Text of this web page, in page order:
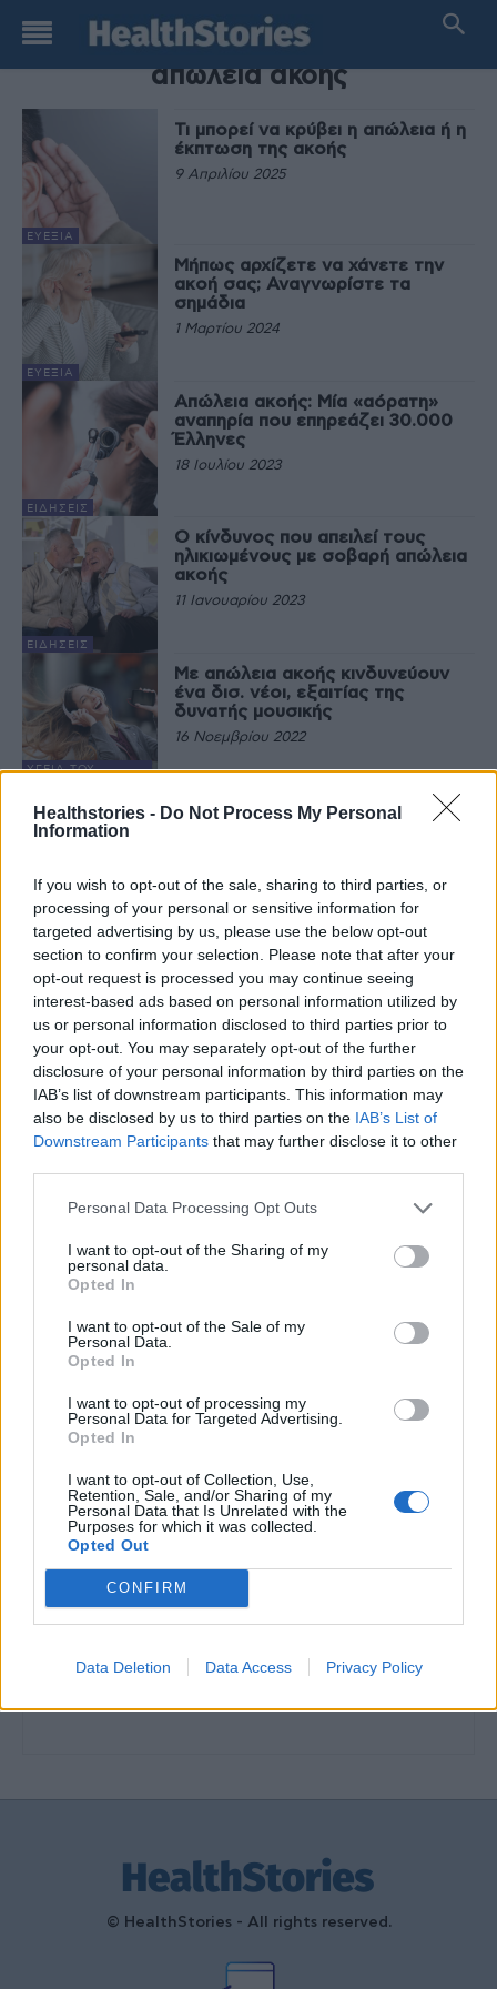
Healthstories - Do Not Process My Personal
Information
If you wish to opt-out of the sale, sharing to third parties, or
processing of your personal or sensitive information for
targeted advertising by us, please use the below opt-out
section to confirm your selection. Please note that after your
opt-out request is processed you may continue seeing
interest-based ads based on personal information utilized by
us or personal information disclosed to third parties prior to
your opt-out. You may separately opt-out of the further
disclosure of your personal information by third parties on the
IAB’s list of downstream participants. This information may
also be disclosed by us to third parties on the IAB’s List of
Downstream Participants that may further disclose it to other
Personal Data Processing Opt Outs
I want to opt-out of the Sharing of my
personal data.
Opted In
I want to opt-out of the Sale of my
Personal Data.
Opted In
I want to opt-out of processing my
Personal Data for Targeted Advertising.
Opted In
I want to opt-out of Collection, Use,
Retention, Sale, and/or Sharing of my
Personal Data that Is Unrelated with the
Purposes for which it was collected.
Opted Out
CONFIRM
Data Deletion Data Access Privacy Policy
TAG
απώλεια ακοής
ΕΥΕΞΊΑ
Τι μπορεί να κρύβει η απώλεια ή η
έκπτωση της ακοής
9 Απριλίου 2025
ΕΥΕΞΊΑ
Μήπως αρχίζετε να χάνετε την
ακοή σας; Αναγνωρίστε τα
σημάδια
1 Μαρτίου 2024
ΕΙΔΉΣΕΙΣ
Απώλεια ακοής: Μία «αόρατη»
αναπηρία που επηρεάζει 30.000
Έλληνες
18 Ιουλίου 2023
ΕΙΔΉΣΕΙΣ
Ο κίνδυνος που απειλεί τους
ηλικιωμένους με σοβαρή απώλεια
ακοής
11 Ιανουαρίου 2023
ΥΓΕΊΑ ΤΟΥ
Με απώλεια ακοής κινδυνεύουν
ένα δισ. νέοι, εξαιτίας της
δυνατής μουσικής
16 Νοεμβρίου 2022
ΑΡΘΡΟΓΡΑΦΊΑ
Απώλεια ακοής – Σε ποιες
περιπτώσεις είναι αναστρέψιμη
Τελευταία Νέα
9 πράγματα που δεν πρέπει να
λέτε σε έναν επισκέπτη
27 Φεβρουαρίου 2026
γεννηθεί μέσω εξωσωματικής, με
27 Φεβρουαρίου 2026
Μεταπροπονητική πείνα: Ο λόγος
που θέλεις να καταβροχθίσεις τα
πάντα μετά την άσκηση
Ωρίων – Σπάνια νοσήματα
συνδέονται με μνημεία που
διαμόρφωσαν την ιστορία και το
πνεύμα της χώρας μας
27 Φεβρουαρίου 2026
Γεωργιάδης: Πολλαπλά οφέλη από
27 Φεβρουαρίου 2026
© HealthStories - All rights reserved.